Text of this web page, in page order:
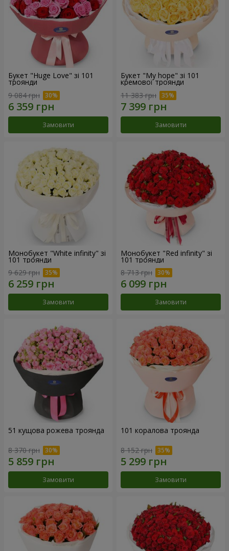
Букет "Huge Love" зі 101
троянди
9 084 грн
Замовити
Букет "My hope" зі 101
кремової троянди
11 383 грн
Замовити
Монобукет "White infinity" зі
101 троянди
9 629 грн
Замовити
Монобукет "Red infinity" зі
101 троянди
8 713 грн
Замовити
51 кущова рожева троянда
8 370 грн
Замовити
101 коралова троянда
8 152 грн
Замовити